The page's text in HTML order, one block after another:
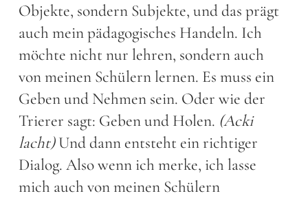
Objekte, sondern Subjekte, und das prägt
auch mein pädagogisches Handeln. Ich
möchte nicht nur lehren, sondern auch
von meinen Schülern lernen. Es muss ein
Geben und Nehmen sein. Oder wie der
Trierer sagt: Geben und Holen. (Acki
lacht)Und dann entsteht ein richtiger
Dialog. Also wenn ich merke, ich lasse
mich auch von meinen Schülern